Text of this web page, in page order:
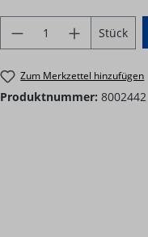
Produkt Stück
Zum Merkzettel hinzufügen
Produktnummer: 8002442